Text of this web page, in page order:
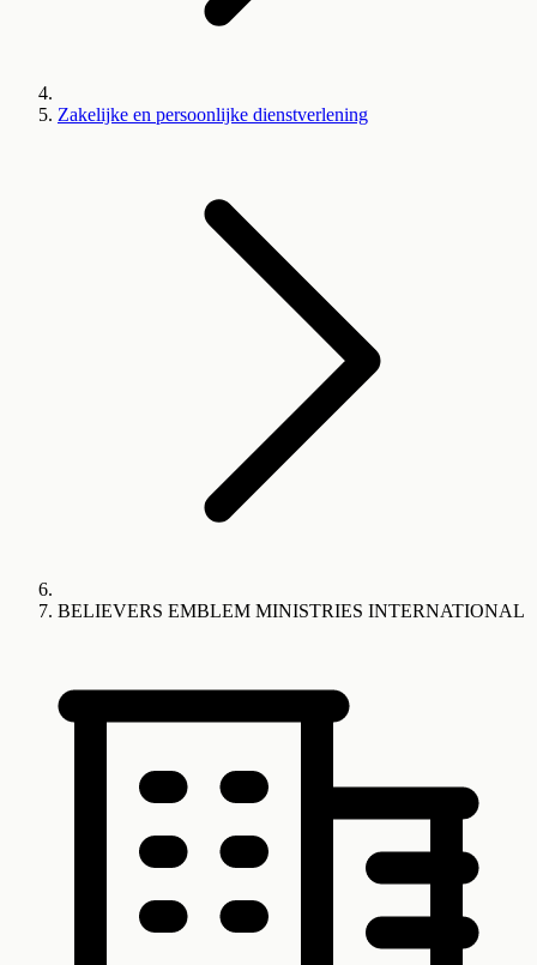
Zakelijke en persoonlijke dienstverlening
BELIEVERS EMBLEM MINISTRIES INTERNATIONAL